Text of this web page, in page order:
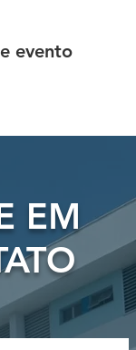
evento
EM